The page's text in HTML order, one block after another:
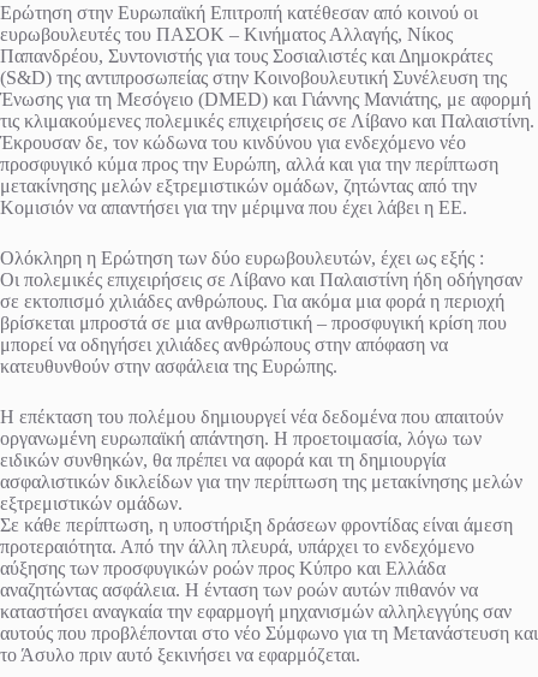
Ερώτηση στην Ευρωπαϊκή Επιτροπή κατέθεσαν από κοινού οι
ευρωβουλευτές του ΠΑΣΟΚ – Κινήματος Αλλαγής, Νίκος
Παπανδρέου, Συντονιστής για τους Σοσιαλιστές και Δημοκράτες
(S&D) της αντιπροσωπείας στην Κοινοβουλευτική Συνέλευση της
Ένωσης για τη Μεσόγειο (DMED) και Γιάννης Μανιάτης, με αφορμή
τις κλιμακούμενες πολεμικές επιχειρήσεις σε Λίβανο και Παλαιστίνη.
Έκρουσαν δε, τον κώδωνα του κινδύνου για ενδεχόμενο νέο
προσφυγικό κύμα προς την Ευρώπη, αλλά και για την περίπτωση
μετακίνησης μελών εξτρεμιστικών ομάδων, ζητώντας από την
Κομισιόν να απαντήσει για την μέριμνα που έχει λάβει η ΕΕ.
Ολόκληρη η Ερώτηση των δύο ευρωβουλευτών, έχει ως εξής :
Οι πολεμικές επιχειρήσεις σε Λίβανο και Παλαιστίνη ήδη οδήγησαν
σε εκτοπισμό χιλιάδες ανθρώπους. Για ακόμα μια φορά η περιοχή
βρίσκεται μπροστά σε μια ανθρωπιστική – προσφυγική κρίση που
μπορεί να οδηγήσει χιλιάδες ανθρώπους στην απόφαση να
κατευθυνθούν στην ασφάλεια της Ευρώπης.
Η επέκταση του πολέμου δημιουργεί νέα δεδομένα που απαιτούν
οργανωμένη ευρωπαϊκή απάντηση. Η προετοιμασία, λόγω των
ειδικών συνθηκών, θα πρέπει να αφορά και τη δημιουργία
ασφαλιστικών δικλείδων για την περίπτωση της μετακίνησης μελών
εξτρεμιστικών ομάδων.
Σε κάθε περίπτωση, η υποστήριξη δράσεων φροντίδας είναι άμεση
προτεραιότητα. Από την άλλη πλευρά, υπάρχει το ενδεχόμενο
αύξησης των προσφυγικών ροών προς Κύπρο και Ελλάδα
αναζητώντας ασφάλεια. Η ένταση των ροών αυτών πιθανόν να
καταστήσει αναγκαία την εφαρμογή μηχανισμών αλληλεγγύης σαν
αυτούς που προβλέπονται στο νέο Σύμφωνο για τη Μετανάστευση και
το Άσυλο πριν αυτό ξεκινήσει να εφαρμόζεται.